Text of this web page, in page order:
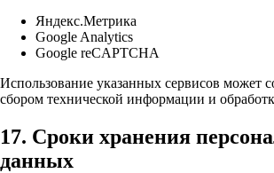
Яндекс.Метрика
Google Analytics
Google reCAPTCHA
Использование указанных сервисов может
сбором технической информации и
17. Сроки хранения
данных